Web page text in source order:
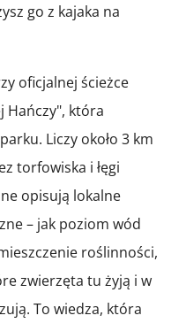
go z kajaka na
oficjalnej ścieżce
Hańczy", która
Liczy około 3 km
torfowiska i łęgi
opisują lokalne
– jak poziom wód
roślinności,
zwierzęta tu żyją i w
To wiedza, która